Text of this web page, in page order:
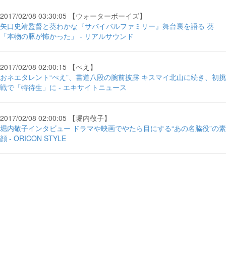
2017/02/08 03:30:05 【ウォーターボーイズ】
矢口史靖監督と葵わかな『サバイバルファミリー』舞台裏を語る 葵
「本物の豚が怖かった」 - リアルサウンド
2017/02/08 02:00:15 【ぺえ】
おネエタレント“ぺえ”、書道八段の腕前披露 キスマイ北山に続き、初挑
戦で「特待生」に - エキサイトニュース
2017/02/08 02:00:05 【堀内敬子】
堀内敬子インタビュー ドラマや映画でやたら目にする“あの名脇役”の素
顔 - ORICON STYLE